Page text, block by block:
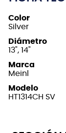
Color
Silver
Diámetro
13", 14"
Marca
Meinl
Modelo
HT1314CH SV